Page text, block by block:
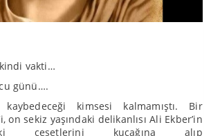
vakti…
günü….
kaybedeceği kimsesi kalmamıştı. Bir
on sekiz yaşındaki delikanlısı Ali Ekber’in
cesetlerini kucağına alıp